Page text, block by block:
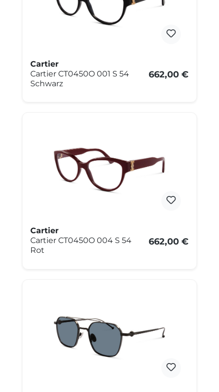
Cartier
Cartier CT0450O 001 S 54
Schwarz
662,00 €
Cartier
Cartier CT0450O 004 S 54
Rot
662,00 €